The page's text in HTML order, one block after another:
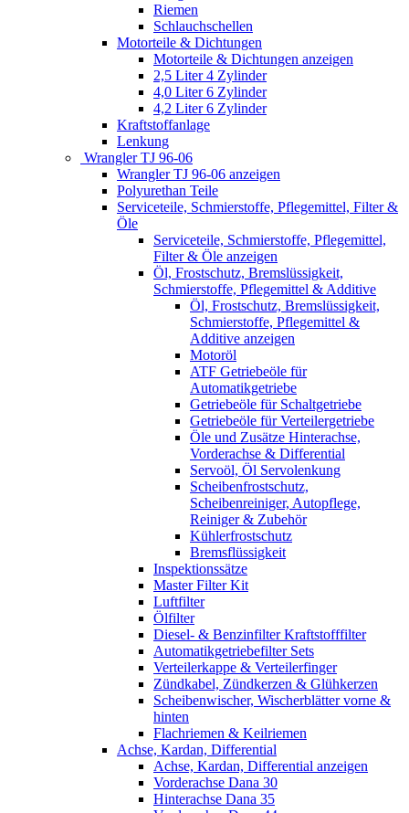
Riemen
Schlauchschellen
Motorteile & Dichtungen
Motorteile & Dichtungen anzeigen
2,5 Liter 4 Zylinder
4,0 Liter 6 Zylinder
4,2 Liter 6 Zylinder
Kraftstoffanlage
Lenkung
Wrangler TJ 96-06
Wrangler TJ 96-06 anzeigen
Polyurethan Teile
Serviceteile, Schmierstoffe, Pflegemittel, Filter &
Öle
Serviceteile, Schmierstoffe, Pflegemittel,
Filter & Öle anzeigen
Öl, Frostschutz, Bremslüssigkeit,
Schmierstoffe, Pflegemittel & Additive
Öl, Frostschutz, Bremslüssigkeit,
Schmierstoffe, Pflegemittel &
Additive anzeigen
Motoröl
ATF Getriebeöle für
Automatikgetriebe
Getriebeöle für Schaltgetriebe
Getriebeöle für Verteilergetriebe
Öle und Zusätze Hinterachse,
Vorderachse & Differential
Servoöl, Öl Servolenkung
Scheibenfrostschutz,
Scheibenreiniger, Autopflege,
Reiniger & Zubehör
Kühlerfrostschutz
Bremsflüssigkeit
Inspektionssätze
Master Filter Kit
Luftfilter
Ölfilter
Diesel- & Benzinfilter Kraftstofffilter
Automatikgetriebefilter Sets
Verteilerkappe & Verteilerfinger
Zündkabel, Zündkerzen & Glühkerzen
Scheibenwischer, Wischerblätter vorne &
hinten
Flachriemen & Keilriemen
Achse, Kardan, Differential
Achse, Kardan, Differential anzeigen
Vorderachse Dana 30
Hinterachse Dana 35